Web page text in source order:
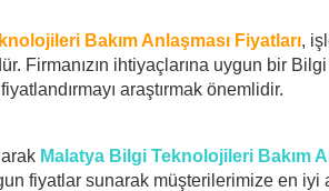
Bakım Anlaşması Fiyatları,
Firmanızın ihtiyaçlarına uygun bir
araştırmak önemlidir.
Malatya Bilgi Teknolojileri Bakım
fiyatlar sunarak müşterilerimize en iyi